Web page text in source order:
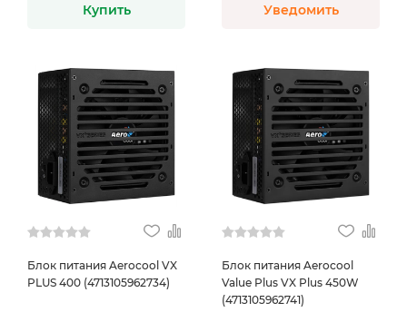
Купить Уведомить
Блок питания Aerocool VX
PLUS 400 (4713105962734)
Блок питания Aerocool
Value Plus VX Plus 450W
(4713105962741)